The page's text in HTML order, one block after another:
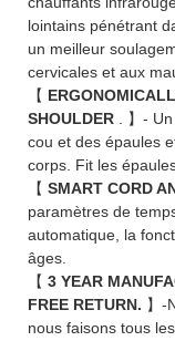
lointains pénétrant
un meilleur
cervicales et aux
【
SHOULDER
. 】-
cou et des épaules
corps. Fit les
【 SMART CORD
paramètres de
automatique, la
âges.
【 3 YEAR
FREE RETURN. 】-
nous faisons tous